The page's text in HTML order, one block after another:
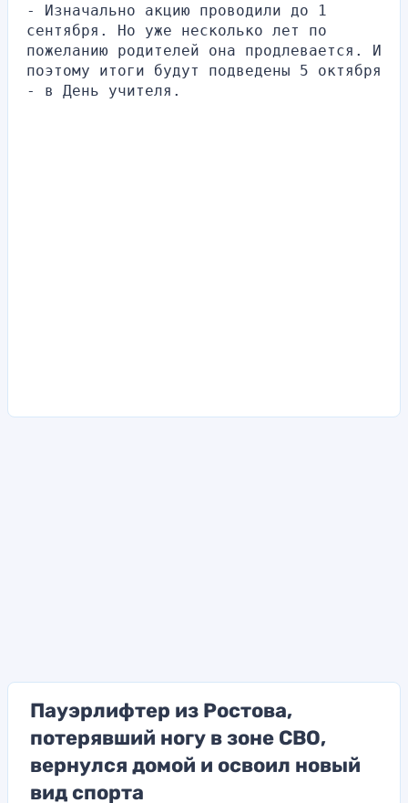
- Изначально акцию проводили до 1
сентября. Но уже несколько лет по
пожеланию родителей она продлевается. И
поэтому итоги будут подведены 5 октября
- в День учителя.
Пауэрлифтер из Ростова,
потерявший ногу в зоне СВО,
вернулся домой и освоил новый
вид спорта